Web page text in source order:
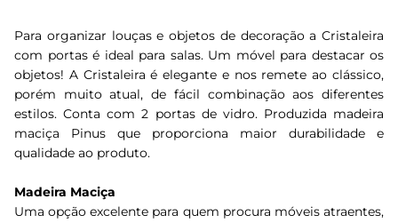
Para organizar louças e objetos de decoração a Cristaleira
com portas é ideal para salas. Um móvel para destacar os
objetos! A Cristaleira é elegante e nos remete ao clássico,
porém muito atual, de fácil combinação aos diferentes
estilos. Conta com 2 portas de vidro. Produzida madeira
maciça Pinus que proporciona maior durabilidade e
qualidade ao produto.
Madeira Maciça
Uma opção excelente para quem procura móveis atraentes,